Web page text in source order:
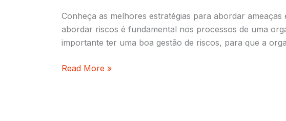
Conheça as melhores estratégias para abordar
abordar riscos é fundamental nos processos de uma
importante ter uma boa gestão de riscos, para que a
(gestão
de
riscos)
Read More »